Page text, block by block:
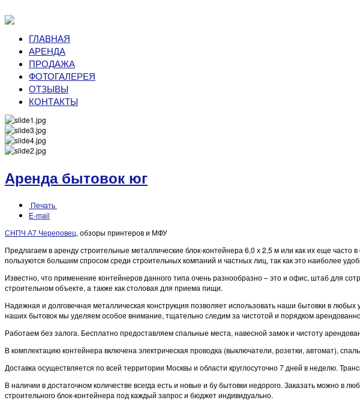
ГЛАВНАЯ
АРЕНДА
ПРОДАЖА
ФОТОГАЛЕРЕЯ
ОТЗЫВЫ
КОНТАКТЫ
Аренда бытовок юг
Печать
E-mail
СНПЧ А7 Череповец, обзоры принтеров и МФУ
Предлагаем в аренду строительные металлические блок-контейнера 6,0 х 2,5 м или как их еще
пользуются большим спросом среди строительных компаний и частных лиц, так как это наиболее
Известно, что применение контейнеров данного типа очень разнообразно – это и офис, штаб для
строительном объекте, а также как столовая для приема пищи.
Надежная и долговечная металлическая конструкция позволяет использовать наши бытовки в
наших бытовок мы уделяем особое внимание, тщательно следим за чистотой и порядком
Работаем без залога. Бесплатно предоставляем спальные места, навесной замок и чистоту
В комплектацию контейнера включена электрическая проводка (выключатели, розетки, автомат),
Доставка осуществляется по всей территории Москвы и области круглосуточно 7 дней в неделю.
В наличии в достаточном количестве всегда есть и новые и бу бытовки недорого. Заказать можно в
строительного блок-контейнера под каждый запрос и бюджет индивидуально.